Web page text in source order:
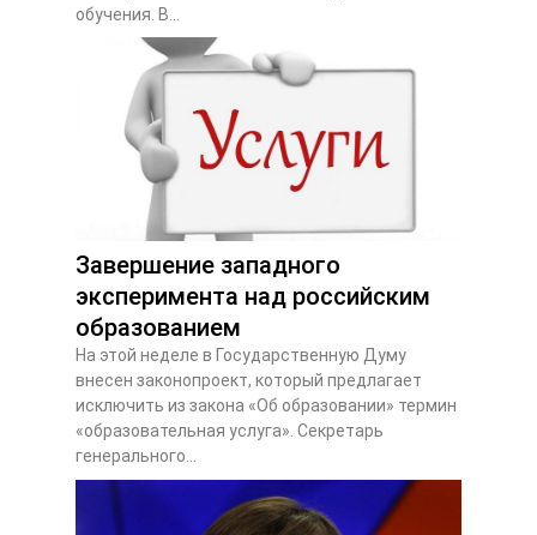
обучения. В...
Завершение западного
эксперимента над российским
образованием
На этой неделе в Государственную Думу
внесен законопроект, который предлагает
исключить из закона «Об образовании» термин
«образовательная услуга». Секретарь
генерального...